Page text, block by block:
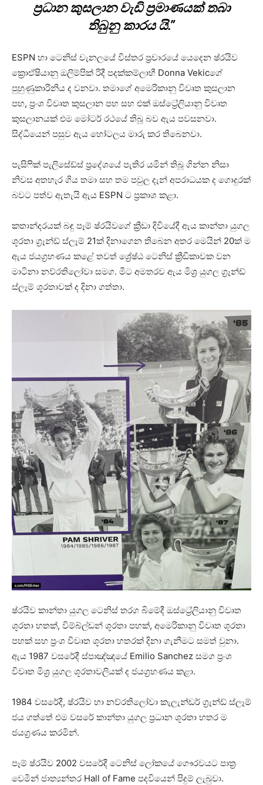
ප්‍රධාන කුසලාන වැඩි ප්‍රමාණයක් තබා
තිබුනු කාරය යි.”
ESPN හා ටෙනිස් චැනලයේ විස්තර ප්‍රචාරයේ යෙදෙන ෂ්රයිව
ක්‍රොඒෂියානු ඔලිම්පික් රිදී පදක්කම්ලාභී Donna Vekicගේ
පුහුණුකාරිනිය ද වනවා. තමාගේ අමෙරිකානු විවෘත කුසලාන
පහ, ප්‍රංශ විවෘත කුසලාන පහ සහ එක් ඔස්ට්‍රේලියානු විවෘත
කුසලානයක් එම මෝටර් රථයේ තිබූ බව ඇය පවසනවා.
සිද්ධියෙන් පසුව ඇය හෝටලය මාරු කර තිබෙනවා.
පැසිෆික් පැලිසේඩ්ස් ප්‍රදේශයේ පැතිර යමින් තිබූ ගින්න නිසා
නිවස අතහැර ගිය තමා සහ තම පවුල දැන් අපරාධයක ද ගොදුරක්
බවට පත්ව ඇතැයි ඇය ESPN ට ප්‍රකාශ කළා.
කතාන්දරයක් බඳු පෑම් ෂ්රයිවගේ ක්‍රීඩා දිවියේදී ඇය කාන්තා යුගල
ශූරතා ග්‍රෑන්ඩ් ස්ලෑම් 21ක් දිනාගෙන තිබෙන අතර මෙයින් 20ක් ම
ඇය ජයග්‍රහණය කළේ තවත් ශ්‍රේෂ්ඨ ටෙනිස් ක්‍රීඩිකාවක වන
මාටිනා නව්රතිලෝවා සමග. මීට අමතරව ඇය මිශ්‍ර යුගල ග්‍රෑන්ඩ්
ස්ලෑම් ශූරතාවක් ද දිනා ගත්තා.
ෂ්රයිව කාන්තා යුගල ටෙනිස් තරග බිමේදී ඔස්ට්‍රේලියානු විවෘත
ශූරතා හතක්, විම්බ්ල්ඩන් ශූරතා පහක්, අමෙරිකානු විවෘත ශූරතා
පහක් සහ ප්‍රංශ විවෘත ශූරතා හතරක් දිනා ගැනීමට සමත් වුනා.
ඇය 1987 වසරේදී ස්පාඤ්ඤයේ Emilio Sanchez සමග ප්‍රංශ
විවෘත මිශ්‍ර යුගල ශූරතාවලියක් ද ජයග්‍රහණය කළා.
1984 වසරේදී, ෂ්රයිව හා නව්රතිලෝවා කැලැන්ඩර් ග්‍රෑන්ඩ් ස්ලෑම්
ජය ගත්තේ එම වසරේ කාන්තා යුගල ප්‍රධාන ශූරතා හතර ම
ජයග්‍රණය කරමින්.
පෑම් ෂ්රයිව 2002 වසරේදී ටෙනිස් ලෝකයේ ගෞරවයට පාත්‍ර
වෙමින් ජාත්‍යන්තර Hall of Fame පදවියෙන් පිදුම් ලැබුවා.